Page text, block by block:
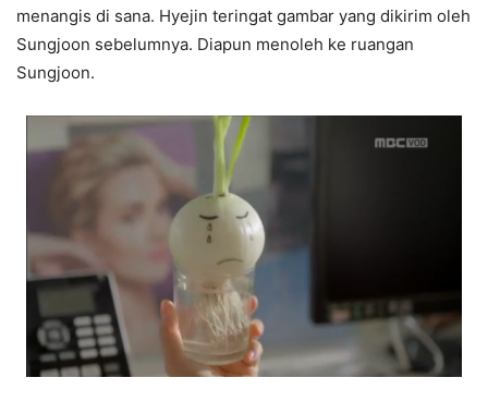
menangis di sana. Hyejin teringat gambar yang dikirim oleh
Sungjoon sebelumnya. Diapun menoleh ke ruangan
Sungjoon.